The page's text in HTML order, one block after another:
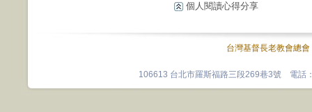
個人閱讀心得分享
台灣基督長老教會總會
106613 台北市羅斯福路三段269巷3號 電